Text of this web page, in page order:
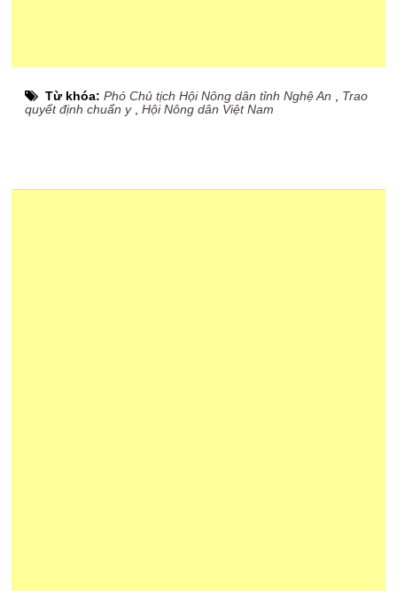
Từ khóa:Phó Chủ tịch Hội Nông dân tỉnh Nghệ An
Trao
quyết định chuẩn y,Hội Nông dân Việt Nam